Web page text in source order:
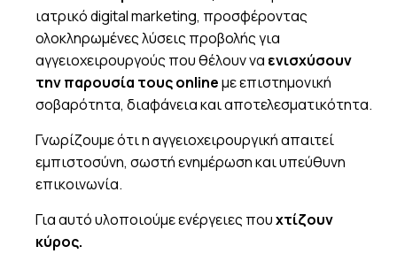
ιατρικό digital marketing, προσφέροντας
ολοκληρωμένες λύσεις προβολής για
αγγειοχειρουργούς που θέλουν να ενισχύσουν
την παρουσία τους onlineμε επιστημονική
σοβαρότητα, διαφάνεια και αποτελεσματικότητα.
Γνωρίζουμε ότι η αγγειοχειρουργική απαιτεί
εμπιστοσύνη, σωστή ενημέρωση και υπεύθυνη
επικοινωνία.
Για αυτό υλοποιούμε ενέργειες πουχτίζουν
κύρος.